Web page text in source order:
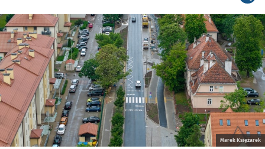
Kliknij, aby zobaczyć galerię
Kliknij, aby powiększyć
Marek Księżarek